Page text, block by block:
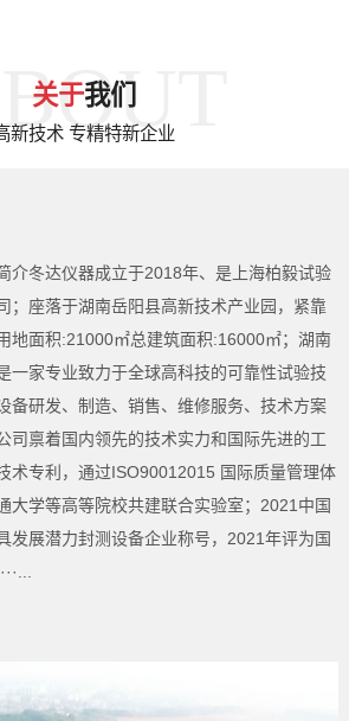
关于我们
新技术 专精特新企业
介冬达仪器成立于2018年、是上海柏毅试验
；座落于湖南岳阳县高新技术产业园，紧靠
地面积:21000㎡总建筑面积:16000㎡；湖南
一家专业致力于全球高科技的可靠性试验技
备研发、制造、销售、维修服务、技术方案
司禀着国内领先的技术实力和国际先进的工
术专利，通过ISO90012015 国际质量管理体
大学等高等院校共建联合实验室；2021中国
发展潜力封测设备企业称号，2021年评为国